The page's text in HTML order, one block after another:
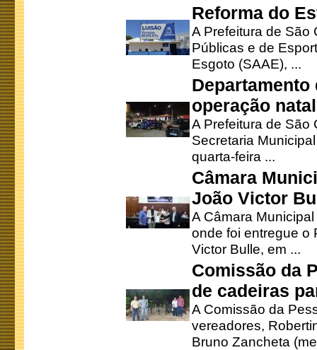
Reforma do
A Prefeitura de São
Públicas e de
Esgoto (SAAE), ...
operação
A Prefeitura de São
Secretaria
quarta-feira ...
Câmara
João Victor
A Câmara
onde foi entregue o
Victor Bulle, em ...
Comissão da
de cadeiras
A Comissão da
vereadores,
Bruno Zancheta